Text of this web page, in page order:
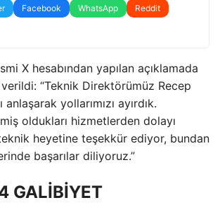
Facebook WhatsApp
Reddit
X hesabından yapılan açıklamada
“Teknik Direktörümüz Recep
anlaşarak yollarımızı ayırdık.
oldukları hizmetlerden dolayı
heyetine teşekkür ediyor, bundan
başarılar diliyoruz.”
GALİBİYET